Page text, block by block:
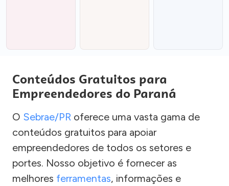
Conteúdos Gratuitos para
Empreendedores do Paraná
O Sebrae/PR oferece uma vasta gama de
conteúdos gratuitos para apoiar
empreendedores de todos os setores e
portes. Nosso objetivo é fornecer as
melhores ferramentas, informações e